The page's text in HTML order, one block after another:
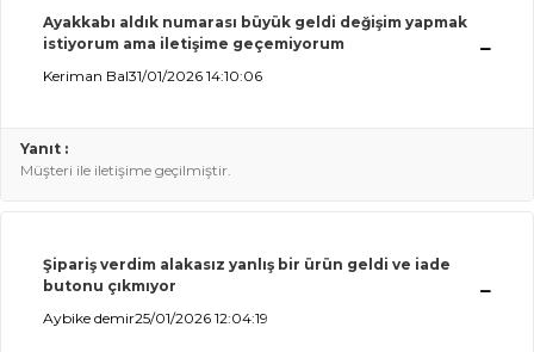
Ayakkabı aldık numarası büyük geldi değişim yapmak
istiyorum ama iletişime geçemiyorum
Keriman Bal31/01/2026 14:10:06
Yanıt :
Müşteri ile iletişime geçilmiştir.
Şipariş verdim alakasız yanlış bir ürün geldi ve iade
butonu çıkmıyor
Aybike demir25/01/2026 12:04:19